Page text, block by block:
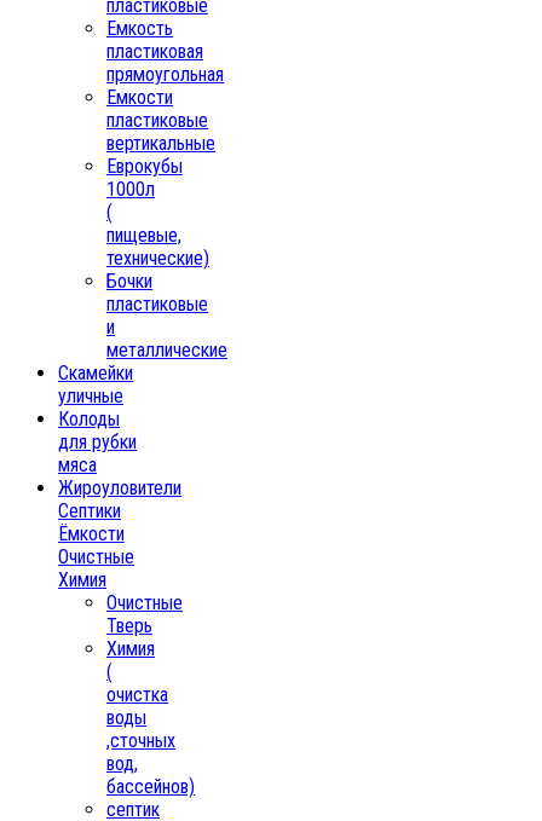
пластиковые
Емкость
пластиковая
прямоугольная
Емкости
пластиковые
вертикальные
Еврокубы
1000л
(
пищевые,
технические)
Бочки
пластиковые
и
металлические
Скамейки
уличные
Колоды
для рубки
мяса
Жироуловители
Септики
Ёмкости
Очистные
Химия
Очистные
Тверь
Химия
(
очистка
воды
,сточных
вод,
бассейнов)
септик